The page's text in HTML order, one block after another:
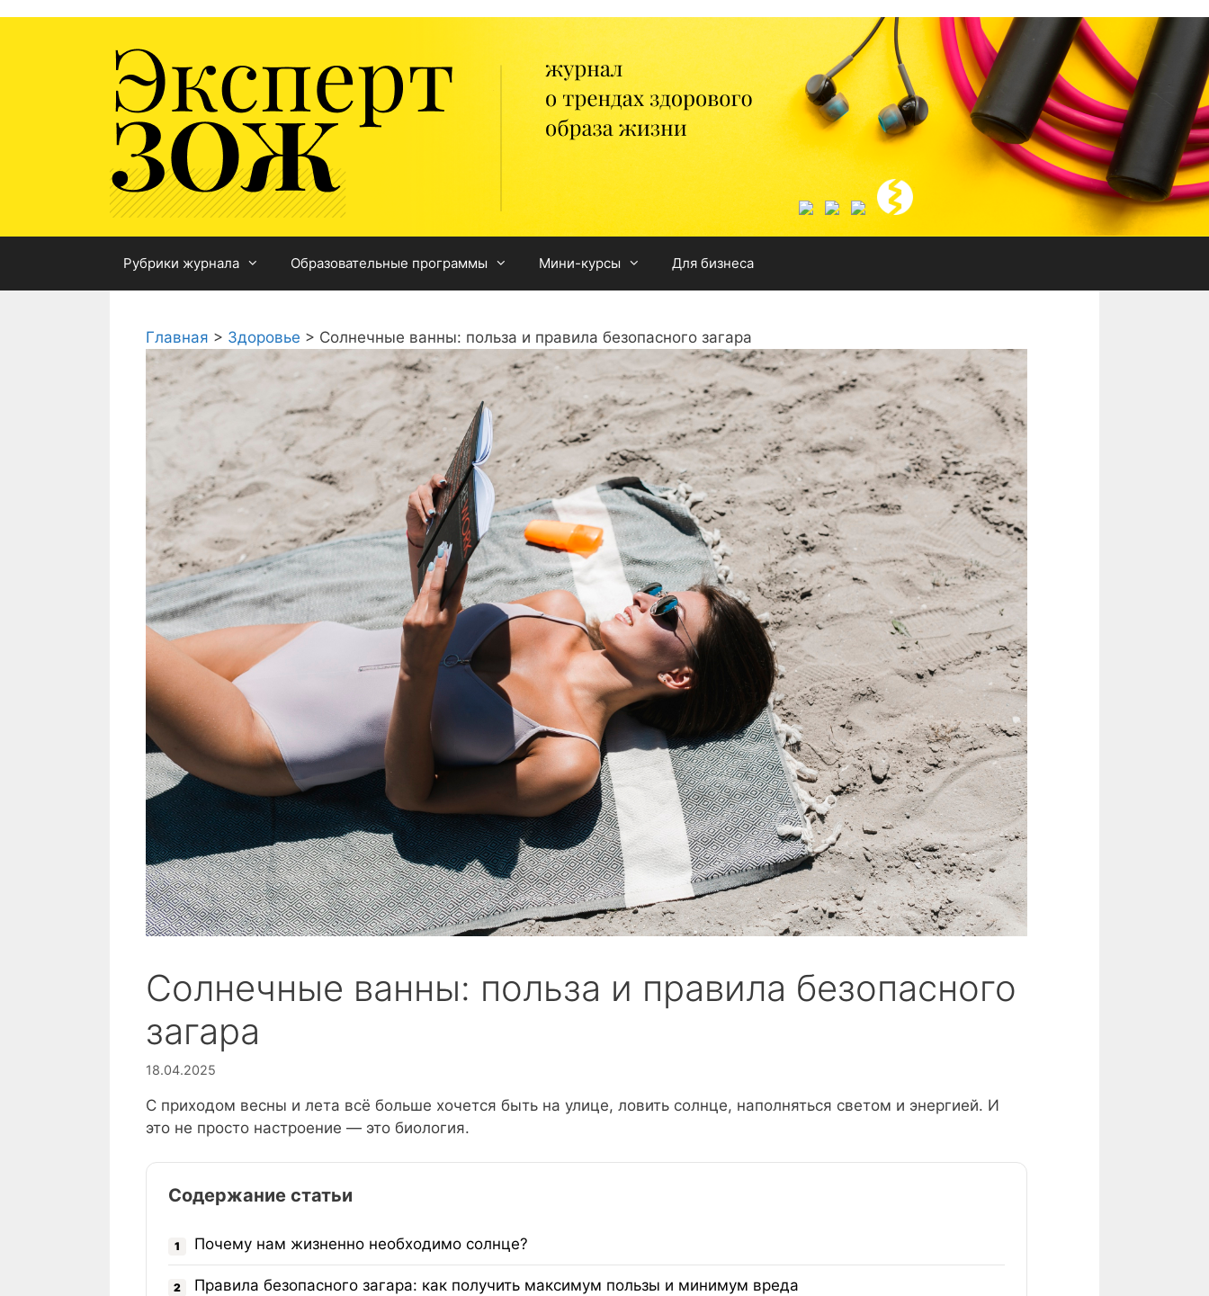
Рубрики журнала Образовательные программы Мини-курсы Для бизнеса
Главная > Здоровье > Солнечные ванны: польза и правила безопасного загара
Солнечные ванны: польза и правила безопасного
загара
18.04.2025
С приходом весны и лета всё больше хочется быть на улице, ловить солнце, наполняться светом и энергией. И
это не просто настроение — это биология.
Содержание статьи
1 Почему нам жизненно необходимо солнце?
2 Правила безопасного загара: как получить максимум пользы и минимум вреда